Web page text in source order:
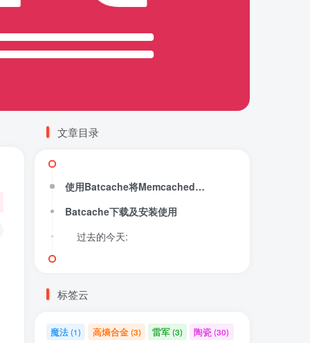
文章目录
使用Batcache将Memcached多个缓存对象以页为单位整合加速
Batcache下载及安装使用
过去的今天:
标签云
魔法(1) 高熵合金(3) 雷军(3) 陶瓷(30)